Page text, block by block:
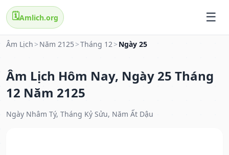
🗓️Amlich.org
Âm Lịch > Năm 2125 >Tháng 12> Ngày 25
Âm Lịch Hôm Nay, Ngày 25 Tháng
12 Năm 2125
Ngày Nhâm Tý, Tháng Kỷ Sửu, Năm Ất Dậu